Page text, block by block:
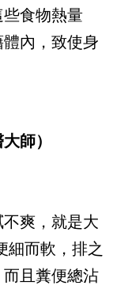
食物熱量
內，致使身
師）
爽，就是大
細而軟，排之
且糞便總沾